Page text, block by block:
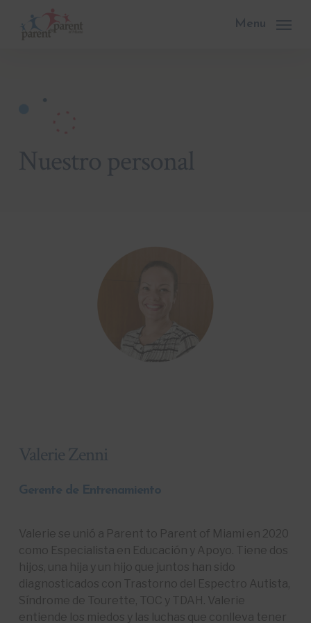
main
Menu
Nuestropersonal
Valerie Zenni
Gerente de Entrenamiento
Valerie se unió a Parent to Parent of Miami en 2020
como Especialista en Educación y Apoyo. Tiene dos
hijos, una hija y un hijo que juntos han sido
diagnosticados con Trastorno del Espectro Autista,
Síndrome de Tourette, TOC y TDAH. Valerie
entiende los miedos y las luchas que conlleva tener